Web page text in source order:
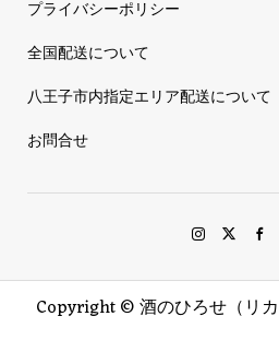
プライバシーポリシー
全国配送について
八王子市内指定エリア配送について
お問合せ
Copyright ©酒のひろせ（リ